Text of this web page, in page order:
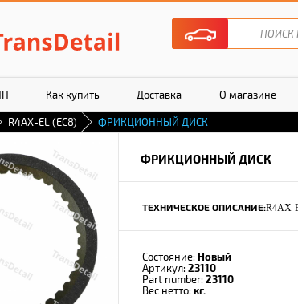
Как купить Доставка О магазине
R4AX-EL (EC8) ФРИКЦИОННЫЙ ДИСК
ФРИКЦИОННЫЙ ДИСК
ТЕХНИЧЕСКОЕ ОПИСАНИЕ:R4AX-
Состояние: Новый
Артикул: 23110
Part number: 23110
Вес нетто: кг.